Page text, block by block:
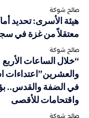
صالح شوكة
معتقلاً من غزة في
صالح شوكة
“خلال الساعات الأربع
والعشرين”اعتداءات
في الضفة والقدس..
واقتحامات للأقصى
صالح شوكة